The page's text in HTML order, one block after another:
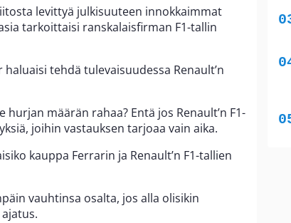
levittyä julkisuuteen innokkaimmat
tarkoittaisi ranskalaisfirman F1-tallin
tehdä tulevaisuudessa Renault’n
määrän rahaa? Entä jos Renault’n F1-
joihin vastauksen tarjoaa vain aika.
kauppa Ferrarin ja Renault’n F1-tallien
vauhtinsa osalta, jos alla olisikin